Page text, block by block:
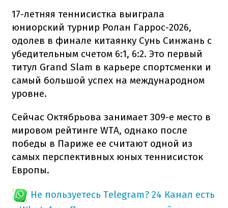
17-летняя теннисистка выиграла
юниорский турнир Ролан Гаррос-2026,
одолев в финале китаянку Сунь Синжань с
убедительным счетом 6:1, 6:2. Это первый
титул Grand Slam в карьере спортсменки и
самый большой успех на международном
уровне.
Сейчас Октябрьова занимает 309-е место в
мировом рейтинге WTA, однако после
победы в Париже ее считают одной из
самых перспективных юных теннисисток
Европы.
Не пользуетесь Telegram? 24 Канал есть